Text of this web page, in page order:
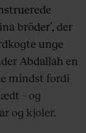
bröder’, der
unge
Abdallah en
mindst fordi
– og
og kjoler.